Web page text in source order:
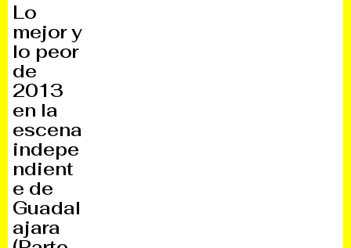
Lo
mejor y
lo peor
de
2013
en la
escena
indepe
ndient
e de
Guadal
ajara